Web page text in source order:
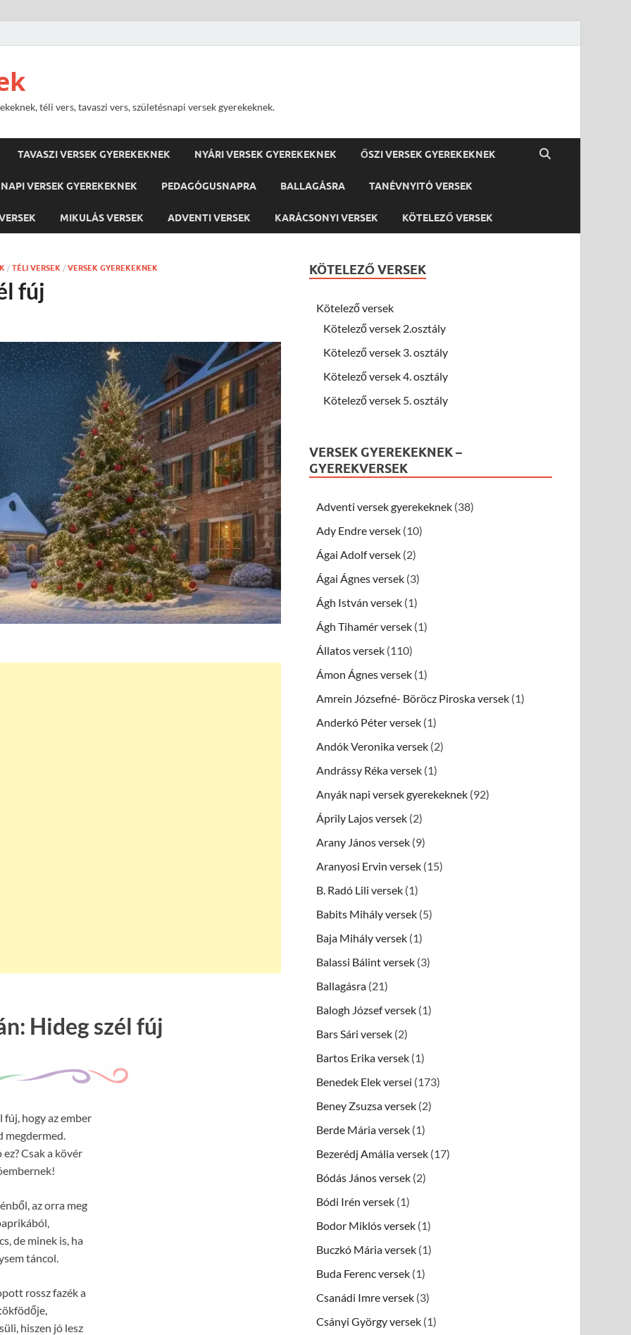
téli vers, tavaszi vers, születésnapi versek gyerekeknek.
TAVASZI VERSEK GYEREKEKNEK NYÁRI VERSEK GYEREKEKNEK ŐSZI VERSEK GYEREKEKNEK
VERSEK GYEREKEKNEK PEDAGÓGUSNAPRA BALLAGÁSRA TANÉVNYITÓ VERSEK
MIKULÁS VERSEK ADVENTI VERSEK KARÁCSONYI VERSEK KÖTELEZŐ VERSEK
/ TÉLI VERSEK / VERSEK GYEREKEKNEK
fúj
Hideg szél fúj
fúj, hogy az ember
megdermed.
Csak a kövér
az orra meg
de minek is, ha
táncol.
rossz fazék a
hiszen jó lesz
KÖTELEZŐ VERSEK
Kötelező versek
Kötelező versek 2.osztály
Kötelező versek 3. osztály
Kötelező versek 4. osztály
Kötelező versek 5. osztály
VERSEK GYEREKEKNEK –
GYEREKVERSEK
Adventi versek gyerekeknek (38)
Ady Endre versek (10)
Ágai Adolf versek (2)
Ágai Ágnes versek (3)
Ágh István versek (1)
Ágh Tihamér versek (1)
Állatos versek (110)
Ámon Ágnes versek (1)
Amrein Józsefné- Böröcz Piroska versek (1)
Anderkó Péter versek (1)
Andók Veronika versek (2)
Andrássy Réka versek (1)
Anyák napi versek gyerekeknek (92)
Áprily Lajos versek (2)
Arany János versek (9)
Aranyosi Ervin versek (15)
B. Radó Lili versek (1)
Babits Mihály versek (5)
Baja Mihály versek (1)
Balassi Bálint versek (3)
Ballagásra (21)
Balogh József versek (1)
Bars Sári versek (2)
Bartos Erika versek (1)
Benedek Elek versei (173)
Beney Zsuzsa versek (2)
Berde Mária versek (1)
Bezerédj Amália versek (17)
Bódás János versek (2)
Bódi Irén versek (1)
Bodor Miklós versek (1)
Buczkó Mária versek (1)
Buda Ferenc versek (1)
Csanádi Imre versek (3)
Csányi György versek (1)